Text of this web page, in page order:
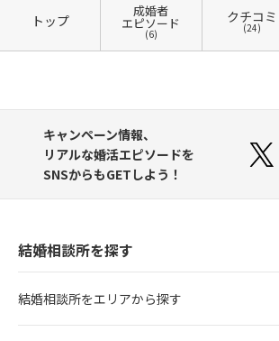
トップ
成婚者
エピソード
(6)
クチコミ
(24)
キャンペーン情報、
リアルな婚活エピソードを
SNSからもGETしよう！
結婚相談所を探す
結婚相談所をエリアから探す